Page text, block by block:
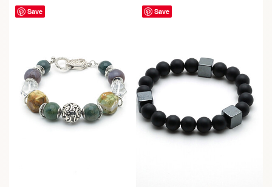
Save Save